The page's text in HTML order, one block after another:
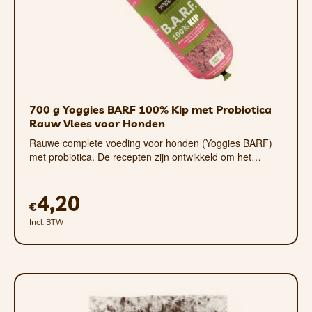
Klein: 11,3 x 8,16 x 7,6 cm | Gewicht 142
Na gebruik afspoelen met schoon water
afwasmiddel. Na het wassen en vóór
een koele plaats.
als er onderdelen losraken of afbreken.
Buiten bereik van kinderen houden.
Stevige handgreep– pakken, gooien,
thermoplastisch rubber, bestand tegen
700 g Yoggies BARF 100% Kip met Probiotica
Rauw Vlees voor Honden
Rauwe complete voeding voor honden (Yoggies BARF)
met probiotica. De recepten zijn ontwikkeld om het…
€4,20
Incl. BTW